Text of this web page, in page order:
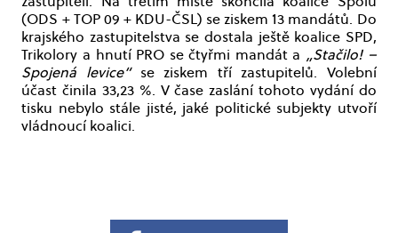
(ODS + TOP 09 + KDU-ČSL) se ziskem 13 mandátů. Do
krajského zastupitelstva se dostala ještě koalice SPD,
Trikolory a hnutí PRO se čtyřmi mandát a „Stačilo! –
Spojená levice“se ziskem tří zastupitelů. Volební
účast činila 33,23 %. V čase zaslání tohoto vydání do
tisku nebylo stále jisté, jaké politické subjekty utvoří
vládnoucí koalici.